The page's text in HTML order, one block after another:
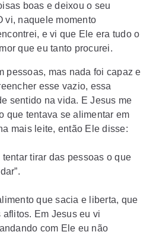
boas e deixou o seu
vi, naquele momento
e vi que Ele era tudo o
que eu tanto procurei.
pessoas, mas nada foi capaz e
esse vazio, essa
sentido na vida. E Jesus me
que tentava se alimentar em
mais leite, então Ele disse:
tirar das pessoas o que
que sacia e liberta, que
Em Jesus eu vi
com Ele eu não